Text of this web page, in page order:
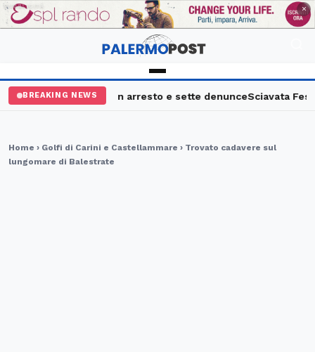
PUBBLICITÀ ×
BREAKING NEWS
maxi controlli: un arresto e sette denunceSciavata Fest, a
Home › Golfi di Carini e Castellammare › Trovato cadavere sul
lungomare di Balestrate